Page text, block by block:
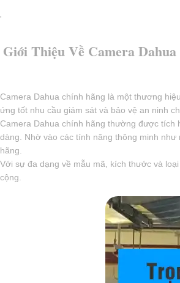
'
Giới Thiệu Về Camera
Camera Dahua chính hãng là một thương
ứng tốt nhu cầu giám sát và bảo vệ an ninh
Camera Dahua chính hãng thường được tích
dàng. Nhờ vào các tính năng thông minh
hãng.
Với sự đa dạng về mẫu mã, kích thước và
cộng.